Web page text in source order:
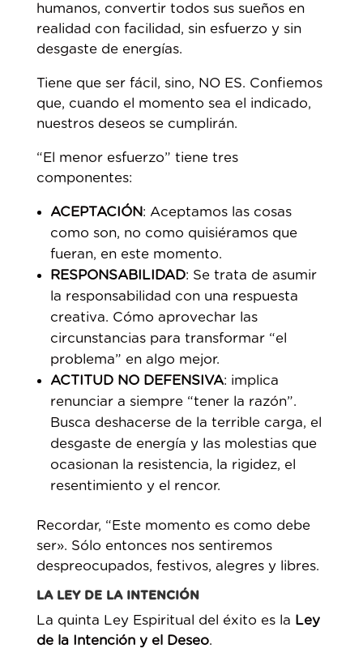
humanos, convertir todos sus sueños en
realidad con facilidad, sin esfuerzo y sin
desgaste de energías.
Tiene que ser fácil, sino, NO ES. Confiemos
que, cuando el momento sea el indicado,
nuestros deseos se cumplirán.
“El menor esfuerzo” tiene tres
componentes:
ACEPTACIÓN: Aceptamos las cosas
como son, no como quisiéramos que
fueran, en este momento.
RESPONSABILIDAD: Se trata de asumir
la responsabilidad con una respuesta
creativa. Cómo aprovechar las
circunstancias para transformar “el
problema” en algo mejor.
ACTITUD NO DEFENSIVA: implica
renunciar a siempre “tener la razón”.
Busca deshacerse de la terrible carga, el
desgaste de energía y las molestias que
ocasionan la resistencia, la rigidez, el
resentimiento y el rencor.
Recordar, “Este momento es como debe
ser». Sólo entonces nos sentiremos
despreocupados, festivos, alegres y libres.
LA LEY DE LA INTENCIÓN
La quinta Ley Espiritual del éxito es la Ley
de la Intención y el Deseo.